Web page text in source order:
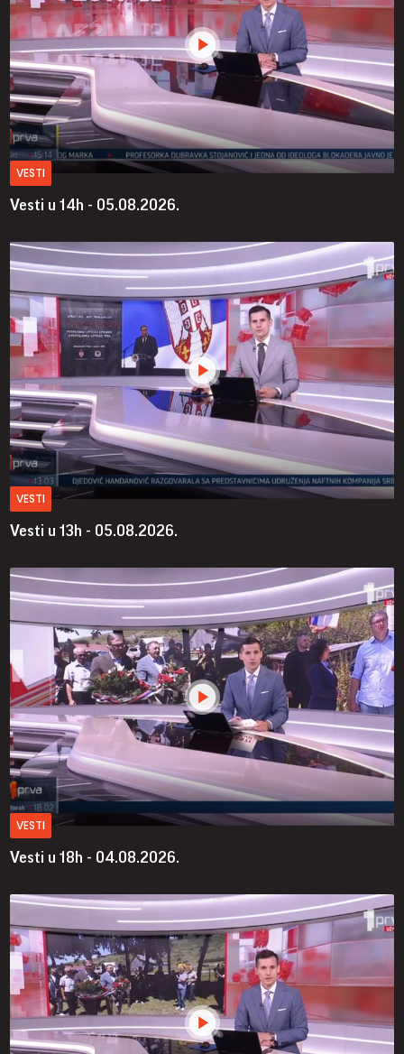
VESTI
Vesti u 14h - 05.08.2026.
VESTI
Vesti u 13h - 05.08.2026.
VESTI
Vesti u 18h - 04.08.2026.